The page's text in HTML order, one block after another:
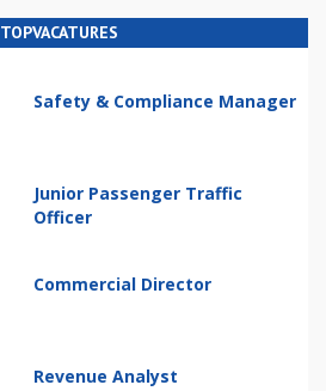
TOPVACATURES
Safety & Compliance Manager
Junior Passenger Traffic
Officer
Commercial Director
Revenue Analyst